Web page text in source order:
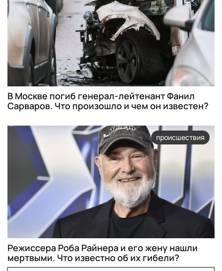
В Москве погиб генерал-лейтенант Фанил
Сарваров. Что произошло и чем он известен?
происшествия
Режиссера Роба Райнера и его жену нашли
мертвыми. Что известно об их гибели?